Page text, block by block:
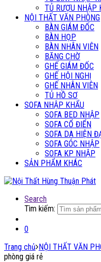
TỦ RƯỢU NHẬP
NỘI THẤT VĂN PHÒNG
BÀN GIÁM ĐỐC
BÀN HỌP
BÀN NHÂN VIÊN
BĂNG CHỜ
GHẾ GIÁM ĐỐC
GHẾ HỘI NGHỊ
GHẾ NHÂN VIÊN
TỦ HỒ SƠ
SOFA NHẬP KHẨU
SOFA BED NHẬP
SOFA CỔ ĐIỂN
SOFA DA HIỆN
SOFA GÓC NHẬP
SOFA KP NHẬP
SẢN PHẨM KHÁC
Search
Tìm kiếm:
0
Trang chủ NỘI THẤT VĂN
phòng giá rẻ